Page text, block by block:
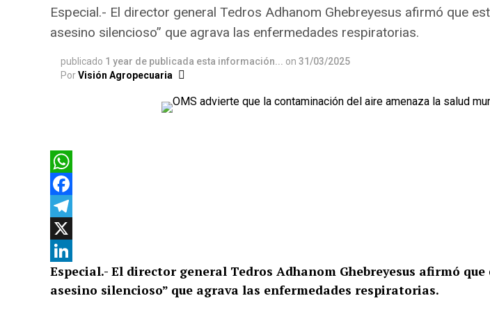
Especial.- El director general Tedros Adhanom Ghebreyesus afirmó que
asesino silencioso” que agrava las enfermedades respiratorias.
publicado 1 year de publicada esta información... on 31/03/2025
PorVisión Agropecuaria
WhatsApp
Facebook
Telegram
X
LinkedIn
Especial.- El director general Tedros Adhanom Ghebreyesus afirmó que
asesino silencioso” que agrava las enfermedades respiratorias.